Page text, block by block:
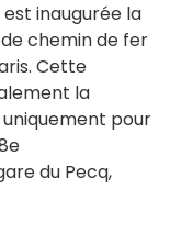
est inaugurée la
chemin de fer
Cette
la
pour
du Pecq,